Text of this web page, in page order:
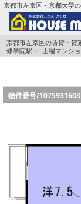
京都市左京区・京都大学
TOPページ
地域から検索
書類DL & 入居者
家族で住むな
京都市左京区の賃貸・貸
修学院駅
山端マンシ
物件番号/1075931603